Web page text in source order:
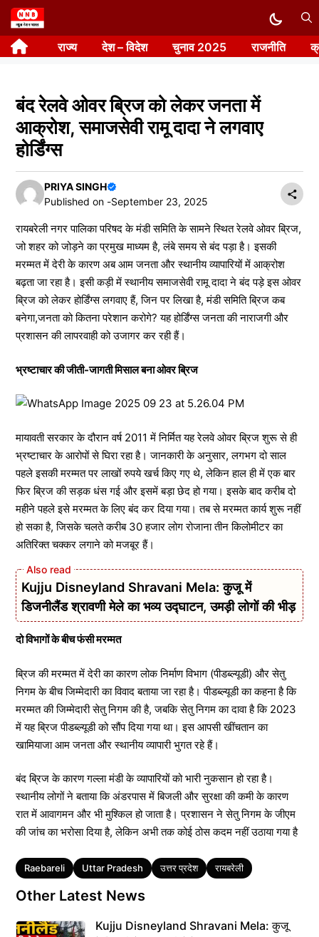
Skip
to
content राज्य देश – विदेश चुनाव 2025 राजनीति
बंद रेलवे ओवर ब्रिज को लेकर जनता में
आक्रोश, समाजसेवी रामू दादा ने लगवाए
होर्डिंग्स
PRIYA SINGH
Published on -September 23, 2025
रायबरेली नगर पालिका परिषद के मंडी समिति के सामने स्थित रेलवे ओवर ब्रिज,
जो शहर को जोड़ने का प्रमुख माध्यम है, लंबे समय से बंद पड़ा है। इसकी
मरम्मत में देरी के कारण अब आम जनता और स्थानीय व्यापारियों में आक्रोश
बढ़ता जा रहा है। इसी कड़ी में स्थानीय समाजसेवी रामू दादा ने बंद पड़े इस ओवर
ब्रिज को लेकर होर्डिंग्स लगवाए हैं, जिन पर लिखा है, मंडी समिति ब्रिज कब
बनेगा,जनता को कितना परेशान करोगे? यह होर्डिंग्स जनता की नाराजगी और
प्रशासन की लापरवाही को उजागर कर रही हैं।
भ्रष्टाचार की जीती-जागती मिसाल बना ओवर ब्रिज
मायावती सरकार के दौरान वर्ष 2011 में निर्मित यह रेलवे ओवर ब्रिज शुरू से ही
भ्रष्टाचार के आरोपों से घिरा रहा है। जानकारी के अनुसार, लगभग दो साल
पहले इसकी मरम्मत पर लाखों रुपये खर्च किए गए थे, लेकिन हाल ही में एक बार
फिर ब्रिज की सड़क धंस गई और इसमें बड़ा छेद हो गया। इसके बाद करीब दो
महीने पहले इसे मरम्मत के लिए बंद कर दिया गया। तब से मरम्मत कार्य शुरू नहीं
हो सका है, जिसके चलते करीब 30 हजार लोग रोजाना तीन किलोमीटर का
अतिरिक्त चक्कर लगाने को मजबूर हैं।
Kujju Disneyland Shravani Mela: कुजू में
डिजनीलैंड श्रावणी मेले का भव्य उद्घाटन, उमड़ी लोगों की भीड़
दो विभागों के बीच फंसी मरम्मत
ब्रिज की मरम्मत में देरी का कारण लोक निर्माण विभाग (पीडब्ल्यूडी) और सेतु
निगम के बीच जिम्मेदारी का विवाद बताया जा रहा है। पीडब्ल्यूडी का कहना है कि
मरम्मत की जिम्मेदारी सेतु निगम की है, जबकि सेतु निगम का दावा है कि 2023
में यह ब्रिज पीडब्ल्यूडी को सौंप दिया गया था। इस आपसी खींचतान का
खामियाजा आम जनता और स्थानीय व्यापारी भुगत रहे हैं।
बंद ब्रिज के कारण गल्ला मंडी के व्यापारियों को भारी नुकसान हो रहा है।
स्थानीय लोगों ने बताया कि अंडरपास में बिजली और सुरक्षा की कमी के कारण
रात में आवागमन और भी मुश्किल हो जाता है। प्रशासन ने सेतु निगम के जीएम
की जांच का भरोसा दिया है, लेकिन अभी तक कोई ठोस कदम नहीं उठाया गया है
Tags
Raebareli Uttar Pradesh उत्तर प्रदेश रायबरेली
Other Latest News
Kujju Disneyland Shravani Mela: कुजू